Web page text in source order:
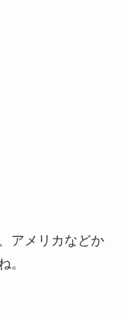
アメリカなどか
。